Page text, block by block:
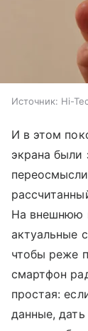
Источник: Hi-
И в этом
экрана были
На внешнюю
актуальные
чтобы реже
смартфон
простая:
данные,